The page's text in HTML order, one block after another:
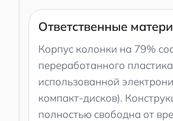
Ответственные
Корпус колонки на 79%
переработанного
использованной
компакт-дисков).
полностью свободна от